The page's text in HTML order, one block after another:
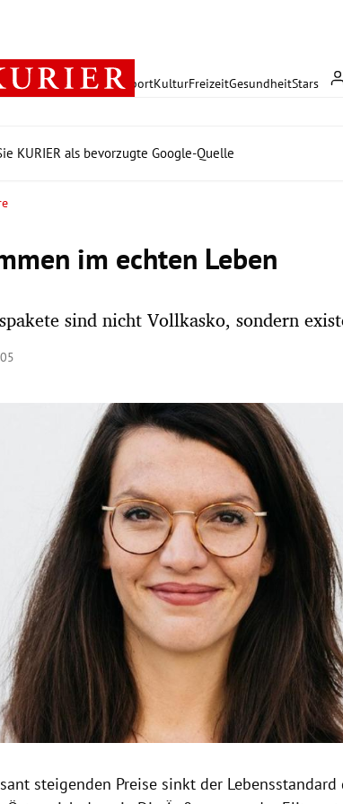
PolitikWirtschaft SportKulturFreizeitGesundheitStars
KURIER als bevorzugte Google-Quelle
im echten Leben
sind nicht Vollkasko, sondern
öffnen/schließen
steigenden Preise sinkt der